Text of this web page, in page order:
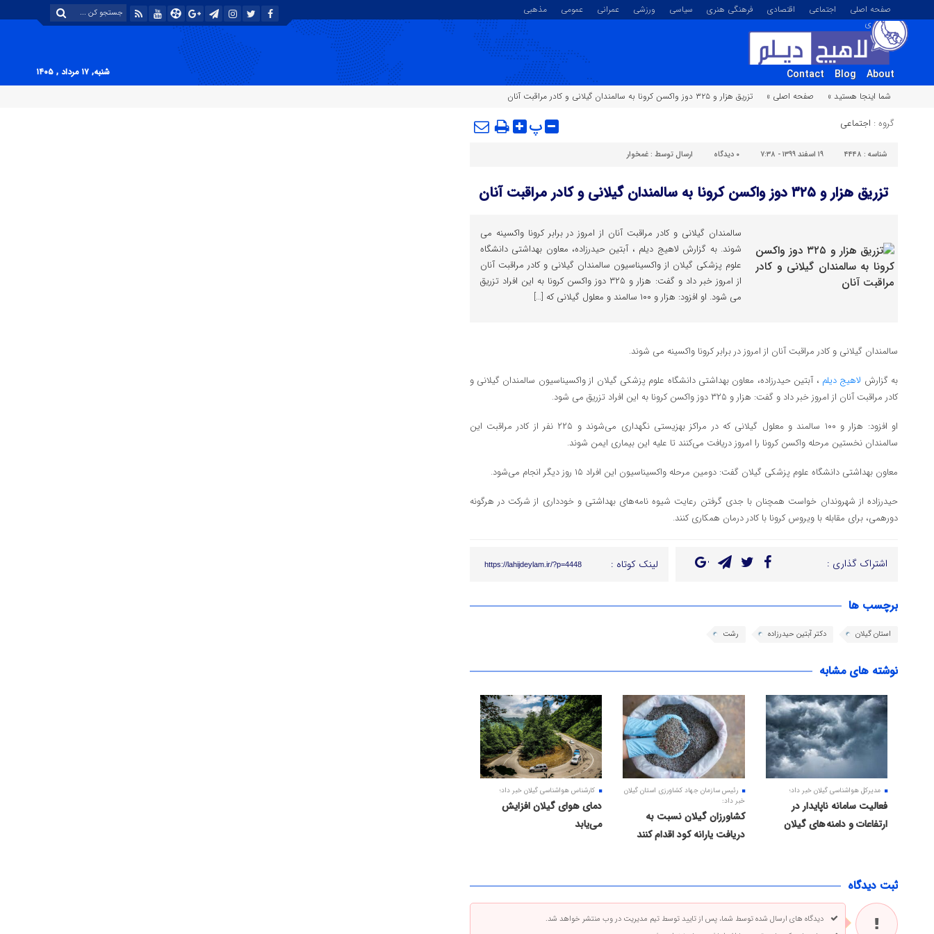
صفحه اصلی اجتماعی اقتصادی فرهنگی هنری سیاسی ورزشی عمرانی عمومی
مذهبی
تصویری
About
Blog
Contact
شنبه, ۱۷ مرداد , ۱۴۰۵
شما اینجا هستید »
صفحه اصلی » تزریق هزار و ۳۲۵ دوز واکسن کرونا به سالمندان گیلانی و کادر مراقبت آنان
گروه : اجتماعی پ
شناسه : ۴۴۴۸ ۱۹ اسفند ۱۳۹۹ - ۷:۳۸ ۰ دیدگاه ارسال توسط : غمخوار
تزریق هزار و ۳۲۵ دوز واکسن کرونا به سالمندان گیلانی و کادر مراقبت آنان
سالمندان گیلانی و کادر مراقبت آنان از امروز در برابر کرونا واکسینه می
شوند. به گزارش لاهیج دیلم ، آبتین حیدرزاده، معاون بهداشتی دانشگاه
علوم پزشکی گیلان از واکسیناسیون سالمندان گیلانی و کادر مراقبت آنان
از امروز خبر داد و گفت: هزار و ۳۲۵ دوز واکسن کرونا به این افراد تزریق
می شود. او افزود: هزار و ۱۰۰ سالمند و معلول گیلانی که […]
سالمندان گیلانی و کادر مراقبت آنان از امروز در برابر کرونا واکسینه می شوند.
به گزارش لاهیج دیلم ، آبتین حیدرزاده، معاون بهداشتی دانشگاه علوم پزشکی گیلان از واکسیناسیون سالمندان گیلانی و
کادر مراقبت آنان از امروز خبر داد و گفت: هزار و ۳۲۵ دوز واکسن کرونا به این افراد تزریق می شود.
او افزود: هزار و ۱۰۰ سالمند و معلول گیلانی که در مراکز بهزیستی نگهداری می‌شوند و ۲۲۵ نفر از کادر مراقبت این
سالمندان نخستین مرحله واکسن کرونا را امروز دریافت می‌کنند تا علیه این بیماری ایمن شوند.
معاون بهداشتی دانشگاه علوم پزشکی گیلان گفت: دومین مرحله واکسیناسیون این افراد ۱۵ روز دیگر انجام می‌شود.
حیدرزاده از شهروندان خواست همچنان با جدی گرفتن رعایت شیوه نامه‌های بهداشتی و خودداری از شرکت در هرگونه
دورهمی، برای مقابله با ویروس کرونا با کادر درمان همکاری کنند.
اشتراک گذاری : لینک کوتاه : https://lahijdeylam.ir/?p=4448
برچسب ها
استان گیلان دکتر آبتین حیدرزاده رشت
نوشته های مشابه
مدیرکل هواشناسی گیلان خبر داد؛
فعالیت سامانه ناپایدار در
ارتفاعات و دامنه های گیلان
رئیس سازمان جهاد کشاورزی استان گیلان
خبر داد:
کشاورزان گیلان نسبت به
دریافت یارانه کود اقدام کنند
کارشناس هواشناسی گیلان خبر داد؛
دمای هوای گیلان افزایش
می‌یابد
ثبت دیدگاه
دیدگاه های ارسال شده توسط شما، پس از تایید توسط تیم مدیریت در وب منتشر خواهد شد.